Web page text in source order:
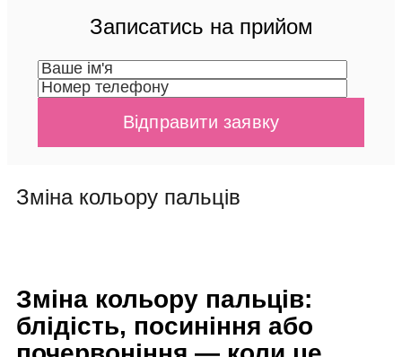
Записатись на прийом
Зміна кольору пальців
Зміна кольору пальців:
блідість, посиніння або